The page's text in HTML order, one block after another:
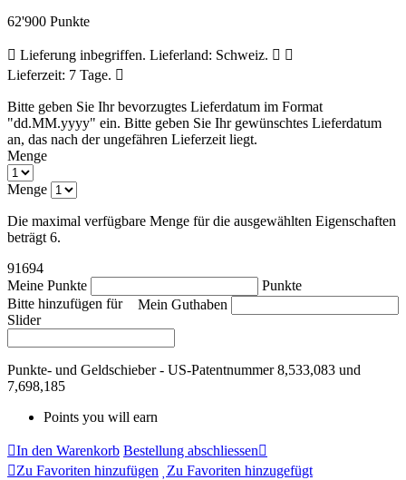
62'900 Punkte
Lieferung inbegriffen. Lieferland: Schweiz.
Lieferzeit: 7 Tage.
Bitte geben Sie Ihr bevorzugtes Lieferdatum im Format
"dd.MM.yyyy" ein. Bitte geben Sie Ihr gewünschtes Lieferdatum
an, das nach der ungefähren Lieferzeit liegt.
Menge
Menge
Die maximal verfügbare Menge für die ausgewählten Eigenschaften
beträgt 6.
91694
Meine Punkte
Punkte
Mein Guthaben
Bitte hinzufügen für
Slider
Punkte- und Geldschieber - US-Patentnummer 8,533,083 und
7,698,185
Points you will earn
In den Warenkorb Bestellung abschliessen
Zu Favoriten hinzufügen
Zu Favoriten hinzugefügt